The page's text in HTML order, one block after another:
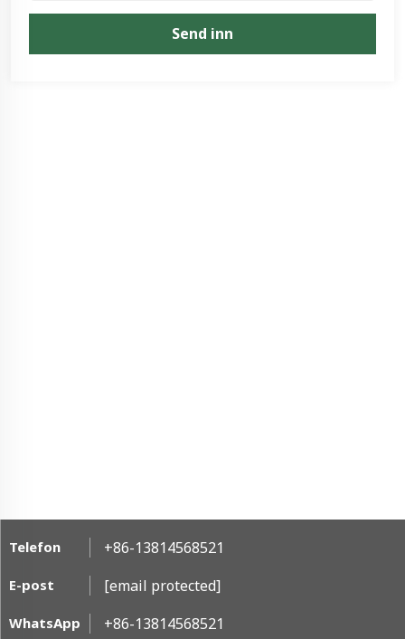
Send inn
Telefon +86-13814568521
E-post [email protected]
WhatsApp +86-13814568521